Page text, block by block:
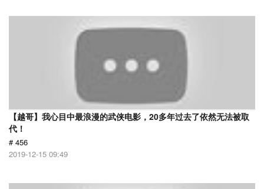
【越哥】我心目中最浪漫的武侠电影，20多年过去了依然无法被取
代！
# 456
2019-12-15 09:49